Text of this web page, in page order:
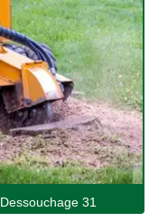
Dessouchage 31